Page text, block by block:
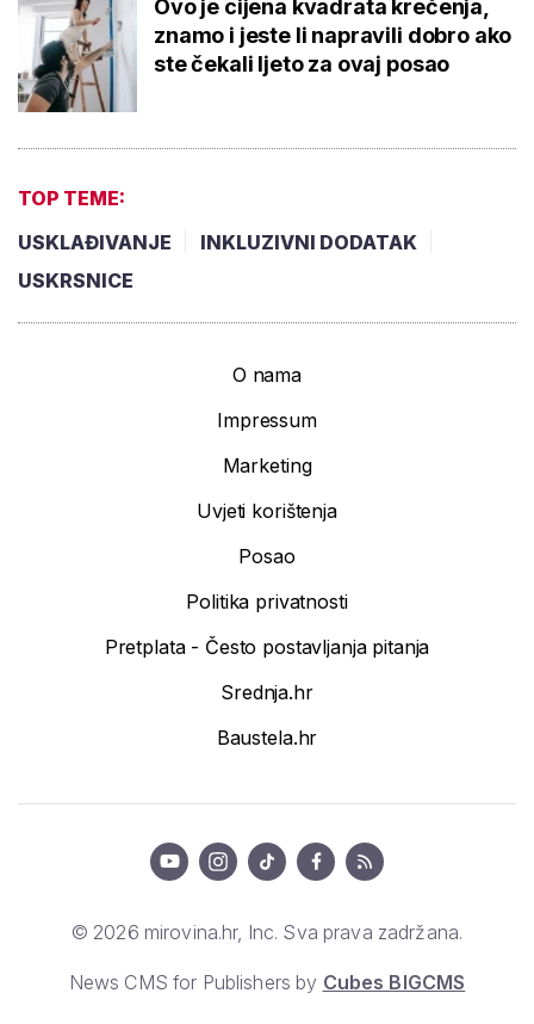
Ovo je cijena kvadrata krečenja,
znamo i jeste li napravili dobro ako
ste čekali ljeto za ovaj posao
TOP TEME:
USKLAĐIVANJE
INKLUZIVNI DODATAK
USKRSNICE
O nama
Impressum
Marketing
Uvjeti korištenja
Posao
Politika privatnosti
Pretplata - Često postavljanja pitanja
Srednja.hr
Baustela.hr
© 2026 mirovina.hr, Inc. Sva prava zadržana.
News CMS for Publishers by Cubes BIGCMS